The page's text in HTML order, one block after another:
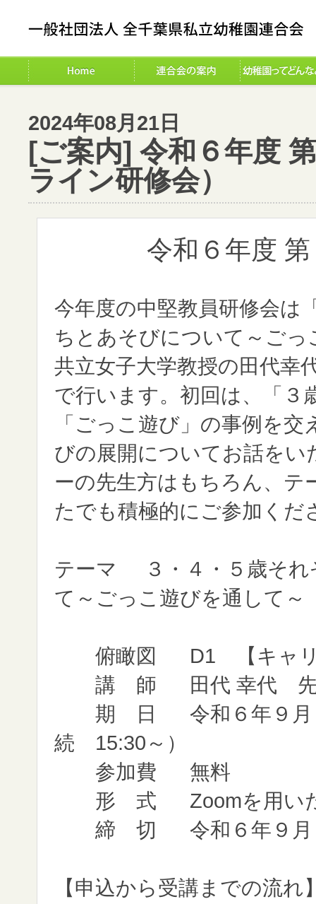
2024年08月21日
[ご案内] 令和６年度
ライン研修会）
令和６年度
今年度の中堅教員研修会は
ちとあそびについて～ご
共立女子大学教授の田代幸
で行います。初回は、「３
「ごっこ遊び」の事例を
びの展開についてお話を
ーの先生方はもちろん、テ
たでも積極的にご参加くだ
テーマ
３・４・５歳そ
て～ごっこ遊びを通して～
俯瞰図
D1 【キャ
講 師
田代 幸代
期 日
令和６年９
続 15:30～）
参加費
無料
形 式
Zoomを用い
締 切
令和６年９
【申込から受講までの流れ